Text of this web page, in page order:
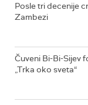
Posle tri decenije
Zambezi
Čuveni Bi-Bi-Sijev
„Trka oko sveta“